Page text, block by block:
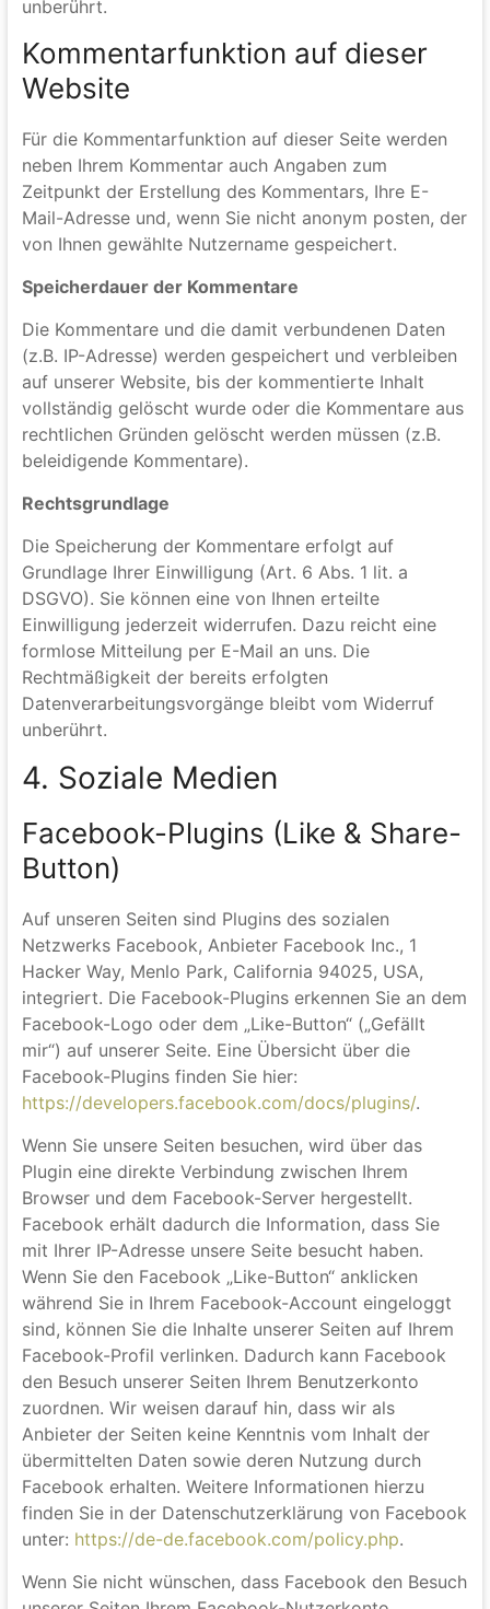
widerrufen oder der Zweck für die Datenspeicherung
entfällt (z.B. nach abgeschlossener Bearbeitung Ihrer
Anfrage). Zwingende gesetzliche Bestimmungen –
insbesondere Aufbewahrungsfristen – bleiben
Kommentarfunktion auf dieser
Website
Für die Kommentarfunktion auf dieser Seite werden
neben Ihrem Kommentar auch Angaben zum
Zeitpunkt der Erstellung des Kommentars, Ihre E-
Mail-Adresse und, wenn Sie nicht anonym posten, der
von Ihnen gewählte Nutzername gespeichert.
Speicherdauer der Kommentare
Die Kommentare und die damit verbundenen Daten
(z.B. IP-Adresse) werden gespeichert und verbleiben
auf unserer Website, bis der kommentierte Inhalt
vollständig gelöscht wurde oder die Kommentare aus
rechtlichen Gründen gelöscht werden müssen (z.B.
beleidigende Kommentare).
Rechtsgrundlage
Die Speicherung der Kommentare erfolgt auf
Grundlage Ihrer Einwilligung (Art. 6 Abs. 1 lit. a
DSGVO). Sie können eine von Ihnen erteilte
Einwilligung jederzeit widerrufen. Dazu reicht eine
formlose Mitteilung per E-Mail an uns. Die
Rechtmäßigkeit der bereits erfolgten
unberührt.
4. Soziale Medien
Facebook-Plugins (Like & Share-
Button)
Auf unseren Seiten sind Plugins des sozialen
Netzwerks Facebook, Anbieter Facebook Inc., 1
Hacker Way, Menlo Park, California 94025, USA,
integriert. Die Facebook-Plugins erkennen Sie an dem
Facebook-Logo oder dem „Like-Button“ („Gefällt
mir“) auf unserer Seite. Eine Übersicht über die
Facebook-Plugins finden Sie hier:
https://developers.facebook.com/docs/plugins/
.
Wenn Sie unsere Seiten besuchen, wird über das
Plugin eine direkte Verbindung zwischen Ihrem
Browser und dem Facebook-Server hergestellt.
Facebook erhält dadurch die Information, dass Sie
mit Ihrer IP-Adresse unsere Seite besucht haben.
Wenn Sie den Facebook „Like-Button“ anklicken
während Sie in Ihrem Facebook-Account eingeloggt
sind, können Sie die Inhalte unserer Seiten auf Ihrem
Facebook-Profil verlinken. Dadurch kann Facebook
den Besuch unserer Seiten Ihrem Benutzerkonto
zuordnen. Wir weisen darauf hin, dass wir als
Anbieter der Seiten keine Kenntnis vom Inhalt der
übermittelten Daten sowie deren Nutzung durch
Facebook erhalten. Weitere Informationen hierzu